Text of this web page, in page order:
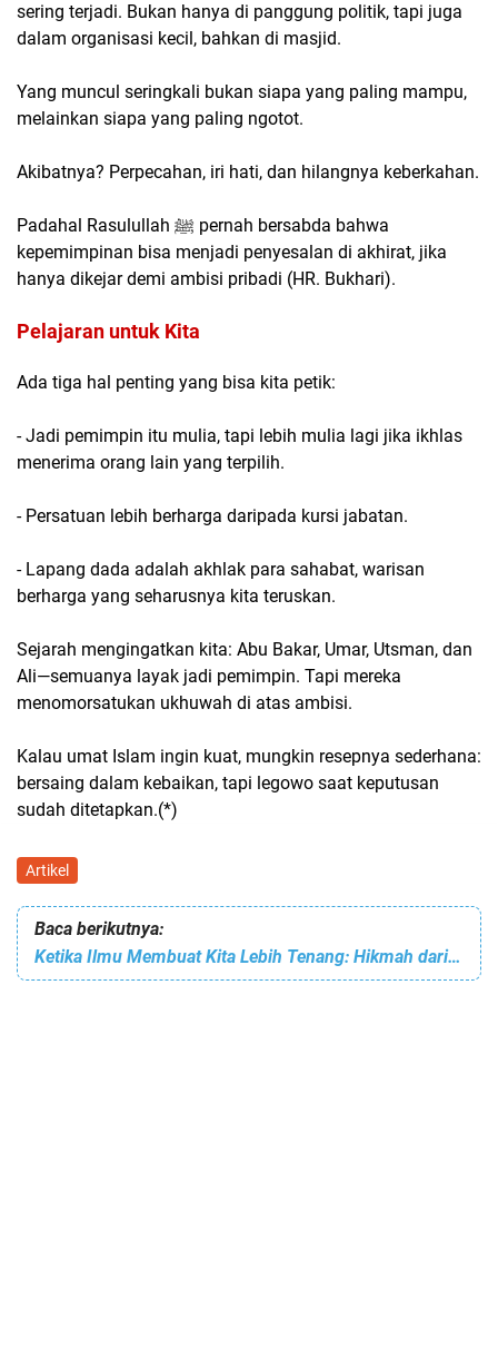
sering terjadi. Bukan hanya di panggung politik, tapi juga
dalam organisasi kecil, bahkan di masjid.
Yang muncul seringkali bukan siapa yang paling mampu,
melainkan siapa yang paling ngotot.
Akibatnya? Perpecahan, iri hati, dan hilangnya keberkahan.
Padahal Rasulullah ﷺ pernah bersabda bahwa
kepemimpinan bisa menjadi penyesalan di akhirat, jika
hanya dikejar demi ambisi pribadi (HR. Bukhari).
Pelajaran untuk Kita
Ada tiga hal penting yang bisa kita petik:
- Jadi pemimpin itu mulia, tapi lebih mulia lagi jika ikhlas
menerima orang lain yang terpilih.
- Persatuan lebih berharga daripada kursi jabatan.
- Lapang dada adalah akhlak para sahabat, warisan
berharga yang seharusnya kita teruskan.
Sejarah mengingatkan kita: Abu Bakar, Umar, Utsman, dan
Ali—semuanya layak jadi pemimpin. Tapi mereka
menomorsatukan ukhuwah di atas ambisi.
Kalau umat Islam ingin kuat, mungkin resepnya sederhana:
bersaing dalam kebaikan, tapi legowo saat keputusan
sudah ditetapkan.(*)
Artikel
Baca berikutnya:
Ketika Ilmu Membuat Kita Lebih Tenang: Hikmah dari Pepatah Arab